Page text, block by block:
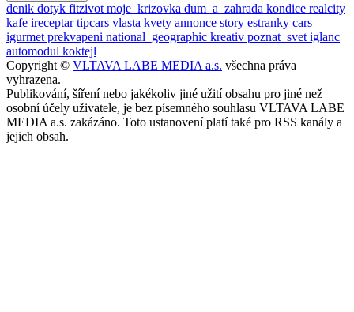
denik dotyk fitzivot moje_krizovka dum_a_zahrada kondice realcity
kafe ireceptartipcars vlasta kvety annonce story estranky cars
igurmet prekvapeni national_geographic kreativ poznat_svet iglanc
automodul koktejl
Copyright © VLTAVA LABE MEDIA a.s. všechna práva
vyhrazena.
Publikování, šíření nebo jakékoliv jiné užití obsahu pro jiné než
osobní účely uživatele, je bez písemného souhlasu VLTAVA LABE
MEDIA a.s. zakázáno. Toto ustanovení platí také pro RSS kanály a
jejich obsah.